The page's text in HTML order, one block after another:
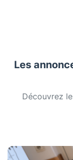
Les
Découvrez